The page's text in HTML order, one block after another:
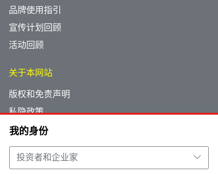
我的身份
投资者和企业家
品牌使用指引
宣传计划回顾
活动回顾
关于本网站
版权和免责声明
私隐政策
使用小型文字档案
网页指南
联络我们